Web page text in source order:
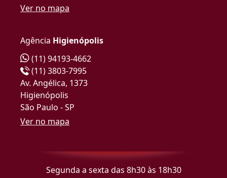
Ver no mapa
Agência Higienópolis
(11) 94193-4662
(11) 3803-7995
Av. Angélica, 1373
Higienópolis
São Paulo - SP
Ver no mapa
Segunda a sexta das 8h30 às 18h30